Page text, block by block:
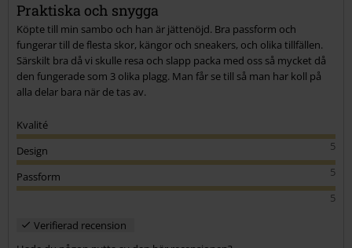
Praktiska och snygga
Köpte till min sambo och han är jättenöjd. Bra passform och
fungerar till de flesta skor, kängor och sneakers, och olika tillfällen.
Särskilt bra då vi skulle resa och slapp packa med oss så mycket då
den fungerade som 3 olika plagg. Man får se till så man har koll på
alla delar bara när de tas av.
Kvalité
5
Design
5
Passform
5
Verifierad recension